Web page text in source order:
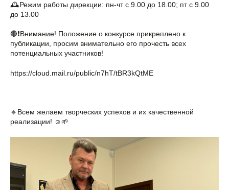
🕰Режим работы дирекции: пн-чт с 9.00 до 18.00; пт с 9.00
до 13.00
🔴❗Внимание! Положение о конкурсе прикреплено к
публикации, просим внимательно его прочесть всех
потенциальных участников!
https://cloud.mail.ru/public/n7hT/tBR3kQtME
🔸Всем желаем творческих успехов и их качественной
реализации! ☺🌱